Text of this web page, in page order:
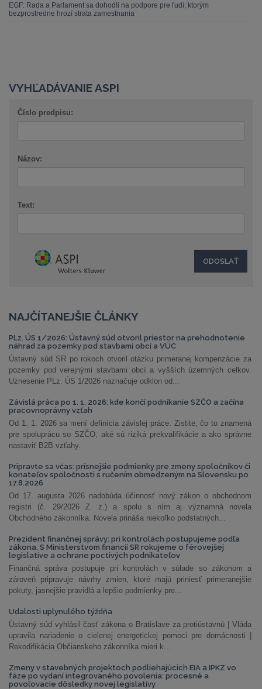
EGF: Rada a Parlament sa dohodli na podpore pre ľudí, ktorým
bezprostredne hrozí strata zamestnania
VYHĽADÁVANIE ASPI
Číslo predpisu:
Názov:
Text:
NAJČÍTANEJŠIE ČLÁNKY
PLz. ÚS 1/2026: Ústavný súd otvoril priestor na prehodnotenie
náhrad za pozemky pod stavbami obcí a VÚC
Ústavný súd SR po rokoch otvoril otázku primeranej kompenzácie za
pozemky pod verejnými stavbami obcí a vyšších územných celkov.
Uznesenie PLz. ÚS 1/2026 naznačuje odklon od...
Závislá práca po 1. 1. 2026: kde končí podnikanie SZČO a začína
pracovnoprávny vzťah
Od 1. 1. 2026 sa mení definícia závislej práce. Zistite, čo to znamená
pre spoluprácu so SZČO, aké sú riziká prekvalifikácie a ako správne
nastaviť B2B vzťahy.
Pripravte sa včas: prísnejšie podmienky pre zmeny spoločníkov či
konateľov spoločnosti s ručením obmedzeným na Slovensku po
17.8.2026
Od 17. augusta 2026 nadobúda účinnosť nový zákon o obchodnom
registri (č. 29/2026 Z. z.) a spolu s ním aj významná novela
Obchodného zákonníka. Novela prináša niekoľko podstatných...
Prezident finančnej správy: pri kontrolách postupujeme podľa
zákona. S Ministerstvom financií SR rokujeme o férovejšej
legislatíve a ochrane poctivých podnikateľov
Finančná správa postupuje pri kontrolách v súlade so zákonom a
zároveň pripravuje návrhy zmien, ktoré majú priniesť primeranejšie
pokuty, jasnejšie pravidlá a lepšie podmienky pre...
Udalosti uplynulého týždňa
Ústavný súd vyhlásil časť zákona o Bratislave za protiústavnú | Vláda
upravila nariadenie o cielenej energetickej pomoci pre domácnosti |
Rekodifikácia Občianskeho zákonníka mieri k...
Zmeny v stavebných projektoch podliehajúcich EIA a IPKZ vo
fáze po vydaní integrovaného povolenia: procesné a
povoľovacie dôsledky novej legislatívy